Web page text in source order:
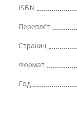
ISBN
Переплёт
Страниц
Формат
Год